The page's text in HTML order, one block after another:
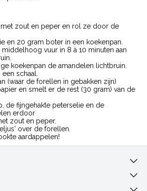
zout en peper en rol ze door de
en 20 gram boter in een koekenpan.
vuur in 8 à 10 minuten aan
koekenpan de amandelen lichtbruin.
schaal.
(waar de forellen in gebakken zijn)
en smelt er de rest (30 gram) van de
de fijngehakte peterselie en de
erdoor
zout en peper.
over de forellen.
aardappelen!